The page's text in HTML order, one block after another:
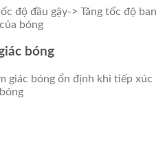
độ đầu gậy-> Tăng tốc độ ban
bóng
bóng
giác bóng ổn định khi tiếp xúc
bóng